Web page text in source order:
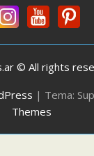
© All rights
| Tema:
Themes